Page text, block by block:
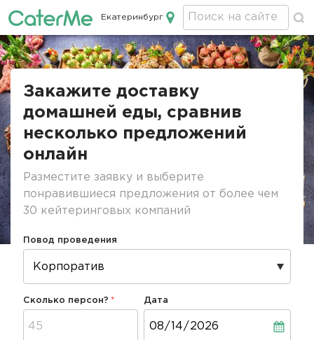
Кейтеринг в Екатеринбурге
Екатеринбург
Строка
Закажите доставку
домашней еды, сравнив
несколько предложений
онлайн
Разместите заявку и выберите
понравившиеся предложения от более чем
30 кейтеринговых компаний
Повод проведения
Сколько персон? Дата